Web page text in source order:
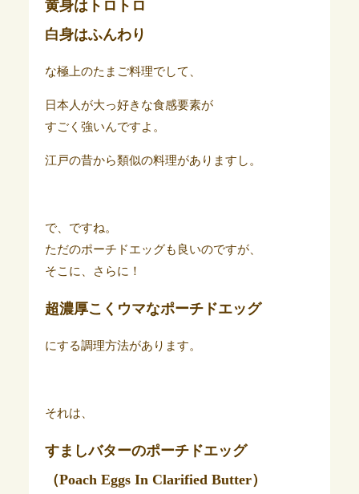
黄身はトロトロ
白身はふんわり
な極上のたまご料理でして、
日本人が大っ好きな食感要素が
すごく強いんですよ。
江戸の昔から類似の料理がありますし。
で、ですね。
ただのポーチドエッグも良いのですが、
そこに、さらに！
超濃厚こくウマなポーチドエッグ
にする調理方法があります。
それは、
すましバターのポーチドエッグ
（Poach Eggs In Clarified Butter）